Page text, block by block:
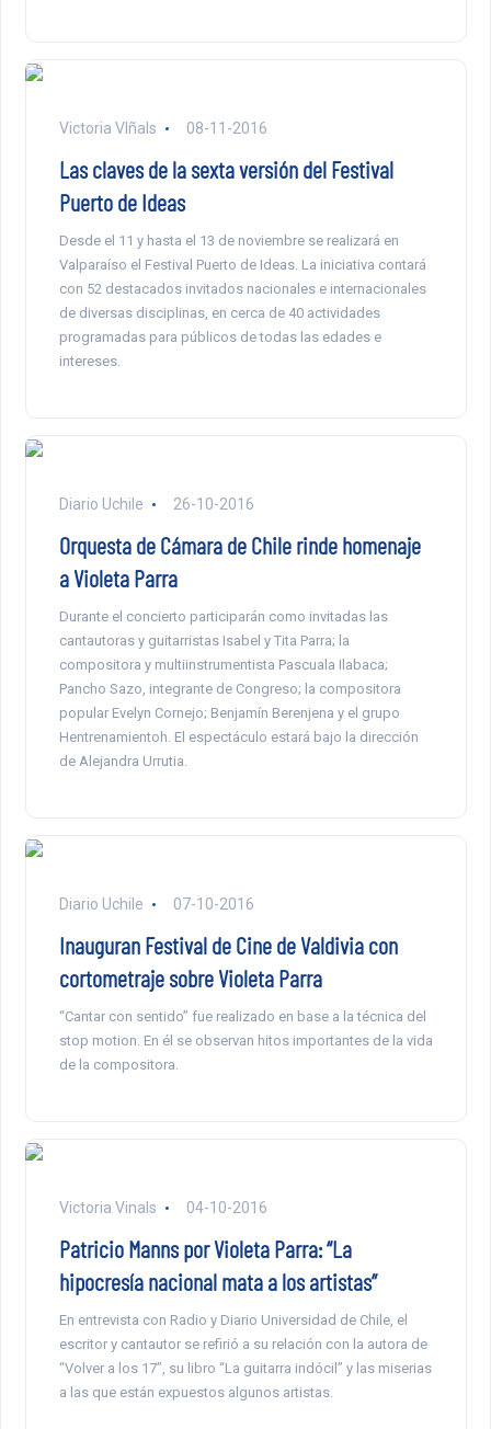
Victoria VIñals 08-11-2016
Las claves de la sexta versión del Festival
Puerto de Ideas
Desde el 11 y hasta el 13 de noviembre se realizará en
Valparaíso el Festival Puerto de Ideas. La iniciativa contará
con 52 destacados invitados nacionales e internacionales
de diversas disciplinas, en cerca de 40 actividades
programadas para públicos de todas las edades e
intereses.
Diario Uchile 26-10-2016
Orquesta de Cámara de Chile rinde homenaje
a Violeta Parra
Durante el concierto participarán como invitadas las
cantautoras y guitarristas Isabel y Tita Parra; la
compositora y multiinstrumentista Pascuala Ilabaca;
Pancho Sazo, integrante de Congreso; la compositora
popular Evelyn Cornejo; Benjamín Berenjena y el grupo
Hentrenamientoh. El espectáculo estará bajo la dirección
de Alejandra Urrutia.
Diario Uchile 07-10-2016
Inauguran Festival de Cine de Valdivia con
cortometraje sobre Violeta Parra
“Cantar con sentido” fue realizado en base a la técnica del
stop motion. En él se observan hitos importantes de la vida
de la compositora.
Victoria Vinals 04-10-2016
Patricio Manns por Violeta Parra: “La
hipocresía nacional mata a los artistas”
En entrevista con Radio y Diario Universidad de Chile, el
escritor y cantautor se refirió a su relación con la autora de
“Volver a los 17”, su libro “La guitarra indócil” y las miserias
a las que están expuestos algunos artistas.